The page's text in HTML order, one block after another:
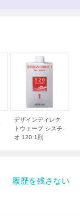
デザインディレク
トウェーブ シスチ
オ 120 1剤
履歴を残さない